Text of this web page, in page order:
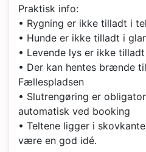
Praktisk info:
• Rygning er ikke tilladt i
• Hunde er ikke tilladt i
• Levende lys er ikke
• Der kan hentes brænde
Fællespladsen
• Slutrengøring er
automatisk ved booking
• Teltene ligger i
være en god idé.